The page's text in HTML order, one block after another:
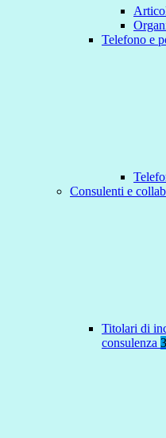
Telefono e
Consulenti e
Titolari di
consulenza